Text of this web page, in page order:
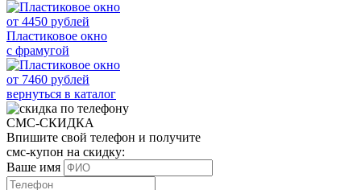
от 4450 рублей
Пластиковое окно
с фрамугой
от 7460 рублей
вернуться в каталог
СМС-СКИДКА
Впишите свой телефон и получите
смс-купон на скидку:
Ваше имя